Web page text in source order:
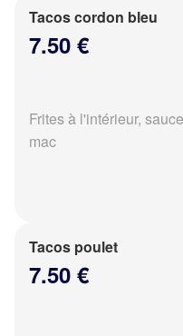
Tacos cordon bleu
7.50 €
Frites à l'intérieur,
mac
Tacos poulet
7.50 €